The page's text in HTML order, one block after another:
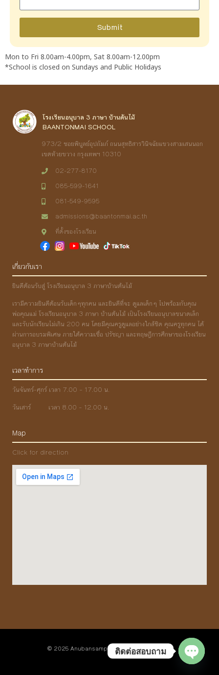
Submit
Mon to Fri 8.00am-4.00pm, Sat 8.00am-12.00pm
*School is closed on Sundays and Public Holidays
โรงเรียนอนุบาล 3 ภาษา บ้านต้นไม้
BAANTONMAI SCHOOL
973/2 ชอยพิบูลย์อุปถัมภ์ ถนนสุทธิสารวินิจฉัยแขวงสามเสนนอก
เขตห้วยขวาง กรุงเทพฯ 10310
02-277-8170
085-599-1641
081-549-9595
admissions@baantonmai.ac.th
ที่ตั้งของโรงเรียน
เกี่ยวกับเรา
ยินดีต้อนรับสู่ โรงเรียนอนุบาล 3 ภาษาบ้านต้นไม้
เรามีความยินดีต้อนรับเด็กๆทุกคน และยินดีที่จะ ดูแลเด็กๆ ไปพร้อมกับคุณ
พ่อคุณแม่ โรงเรียนอนุบาล 3 ภาษา บ้านต้นไม้ เป็นโรงเรียนอนุบาลขนาดเล็ก
และรับนักเรียนไม่เกิน 200 คน โดยมีคุณครูดูแลอย่างใกล้ชิด คุณครูทุกคน ได้
ผ่านการอบรมพิเศษ ภายใต้ความเชื่อ ปรัชญา และทฤษฎีการศึกษาของโรงเรียน
อนุบาล 3 ภาษาบ้านต้นไม้
เวลาทำการ
วันจันทร์-ศุกร์ เวลา 7.00 – 17.00 น.
วันเสาร์ เวลา 8.00 – 12.00 น.
Map
Click for direction
© 2025 Anubansampasa Baantonmai School
ติดต่อสอบถาม